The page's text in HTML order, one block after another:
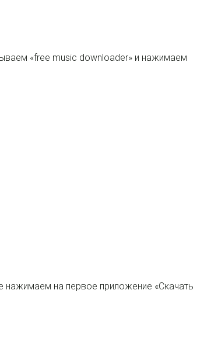
«free music downloader» и нажимаем
нажимаем на первое приложение «Скачать